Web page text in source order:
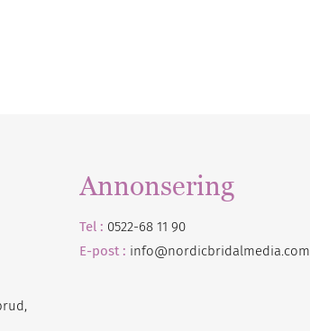
Annonsering
Tel : 0522-68 11 90
E-post : info@nordicbridalmedia.com